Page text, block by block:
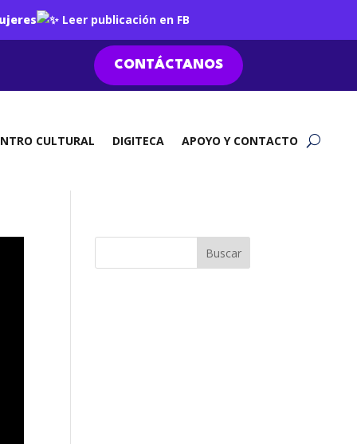
Leer publicación en FB
CONTÁCTANOS
CULTURAL DIGITECA APOYO Y CONTACTO